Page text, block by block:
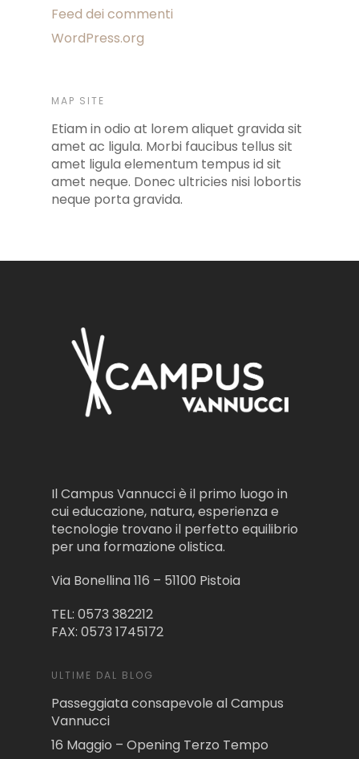
Feed dei commenti
WordPress.org
MAP SITE
Etiam in odio at lorem aliquet gravida sit
amet ac ligula. Morbi faucibus tellus sit
amet ligula elementum tempus id sit
amet neque. Donec ultricies nisi lobortis
neque porta gravida.
Il Campus Vannucci è il primo luogo in
cui educazione, natura, esperienza e
tecnologie trovano il perfetto equilibrio
per una formazione olistica.
Via Bonellina 116 – 51100 Pistoia
TEL: 0573 382212
FAX: 0573 1745172
ULTIME DAL BLOG
Passeggiata consapevole al Campus
Vannucci
16 Maggio – Opening Terzo Tempo